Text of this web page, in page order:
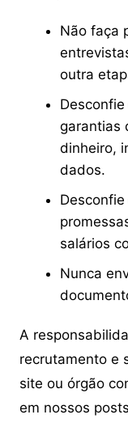
Não faça
outra
garantias
dinheiro,
dados.
salários
Nunca
A
recrutamento e
site ou órgão
em nossos